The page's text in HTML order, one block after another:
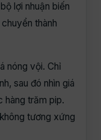
lợi nhuận biến
thành
nóng vội. Chỉ
sau đó nhìn giá
hàng trăm pip.
tương xứng